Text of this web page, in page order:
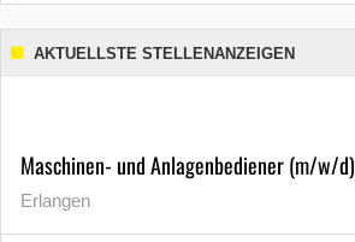
AKTUELLSTE STELLENANZEIGEN
Maschinen- und Anlagenbediener (m/w/d)
Erlangen